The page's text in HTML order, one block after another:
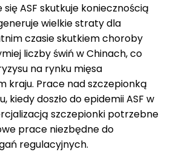
się ASF skutkuje koniecznością
wielkie straty dla
czasie skutkiem choroby
liczby świń w Chinach, co
na rynku mięsa
kraju. Prace nad szczepionką
kiedy doszło do epidemii ASF w
szczepionki potrzebne
prace niezbędne do
regulacyjnych.